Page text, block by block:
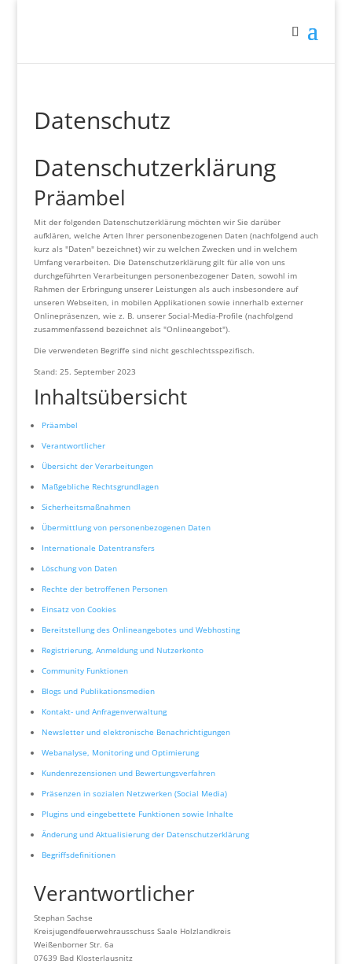
Datenschutz
Datenschutzerklärung
Präambel
Mit der folgenden Datenschutzerklärung möchten wir Sie darüber
aufklären, welche Arten Ihrer personenbezogenen Daten (nachfolgend auch
kurz als "Daten" bezeichnet) wir zu welchen Zwecken und in welchem
Umfang verarbeiten. Die Datenschutzerklärung gilt für alle von uns
durchgeführten Verarbeitungen personenbezogener Daten, sowohl im
Rahmen der Erbringung unserer Leistungen als auch insbesondere auf
unseren Webseiten, in mobilen Applikationen sowie innerhalb externer
Onlinepräsenzen, wie z. B. unserer Social-Media-Profile (nachfolgend
zusammenfassend bezeichnet als "Onlineangebot").
Die verwendeten Begriffe sind nicht geschlechtsspezifisch.
Stand: 25. September 2023
Inhaltsübersicht
Präambel
Verantwortlicher
Übersicht der Verarbeitungen
Maßgebliche Rechtsgrundlagen
Sicherheitsmaßnahmen
Übermittlung von personenbezogenen Daten
Internationale Datentransfers
Löschung von Daten
Rechte der betroffenen Personen
Einsatz von Cookies
Bereitstellung des Onlineangebotes und Webhosting
Registrierung, Anmeldung und Nutzerkonto
Community Funktionen
Blogs und Publikationsmedien
Kontakt- und Anfragenverwaltung
Newsletter und elektronische Benachrichtigungen
Webanalyse, Monitoring und Optimierung
Kundenrezensionen und Bewertungsverfahren
Präsenzen in sozialen Netzwerken (Social Media)
Plugins und eingebettete Funktionen sowie Inhalte
Änderung und Aktualisierung der Datenschutzerklärung
Begriffsdefinitionen
Verantwortlicher
Stephan Sachse
Kreisjugendfeuerwehrausschuss Saale Holzlandkreis
Weißenborner Str. 6a
07639 Bad Klosterlausnitz